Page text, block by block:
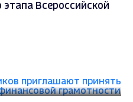
этапа Всероссийской